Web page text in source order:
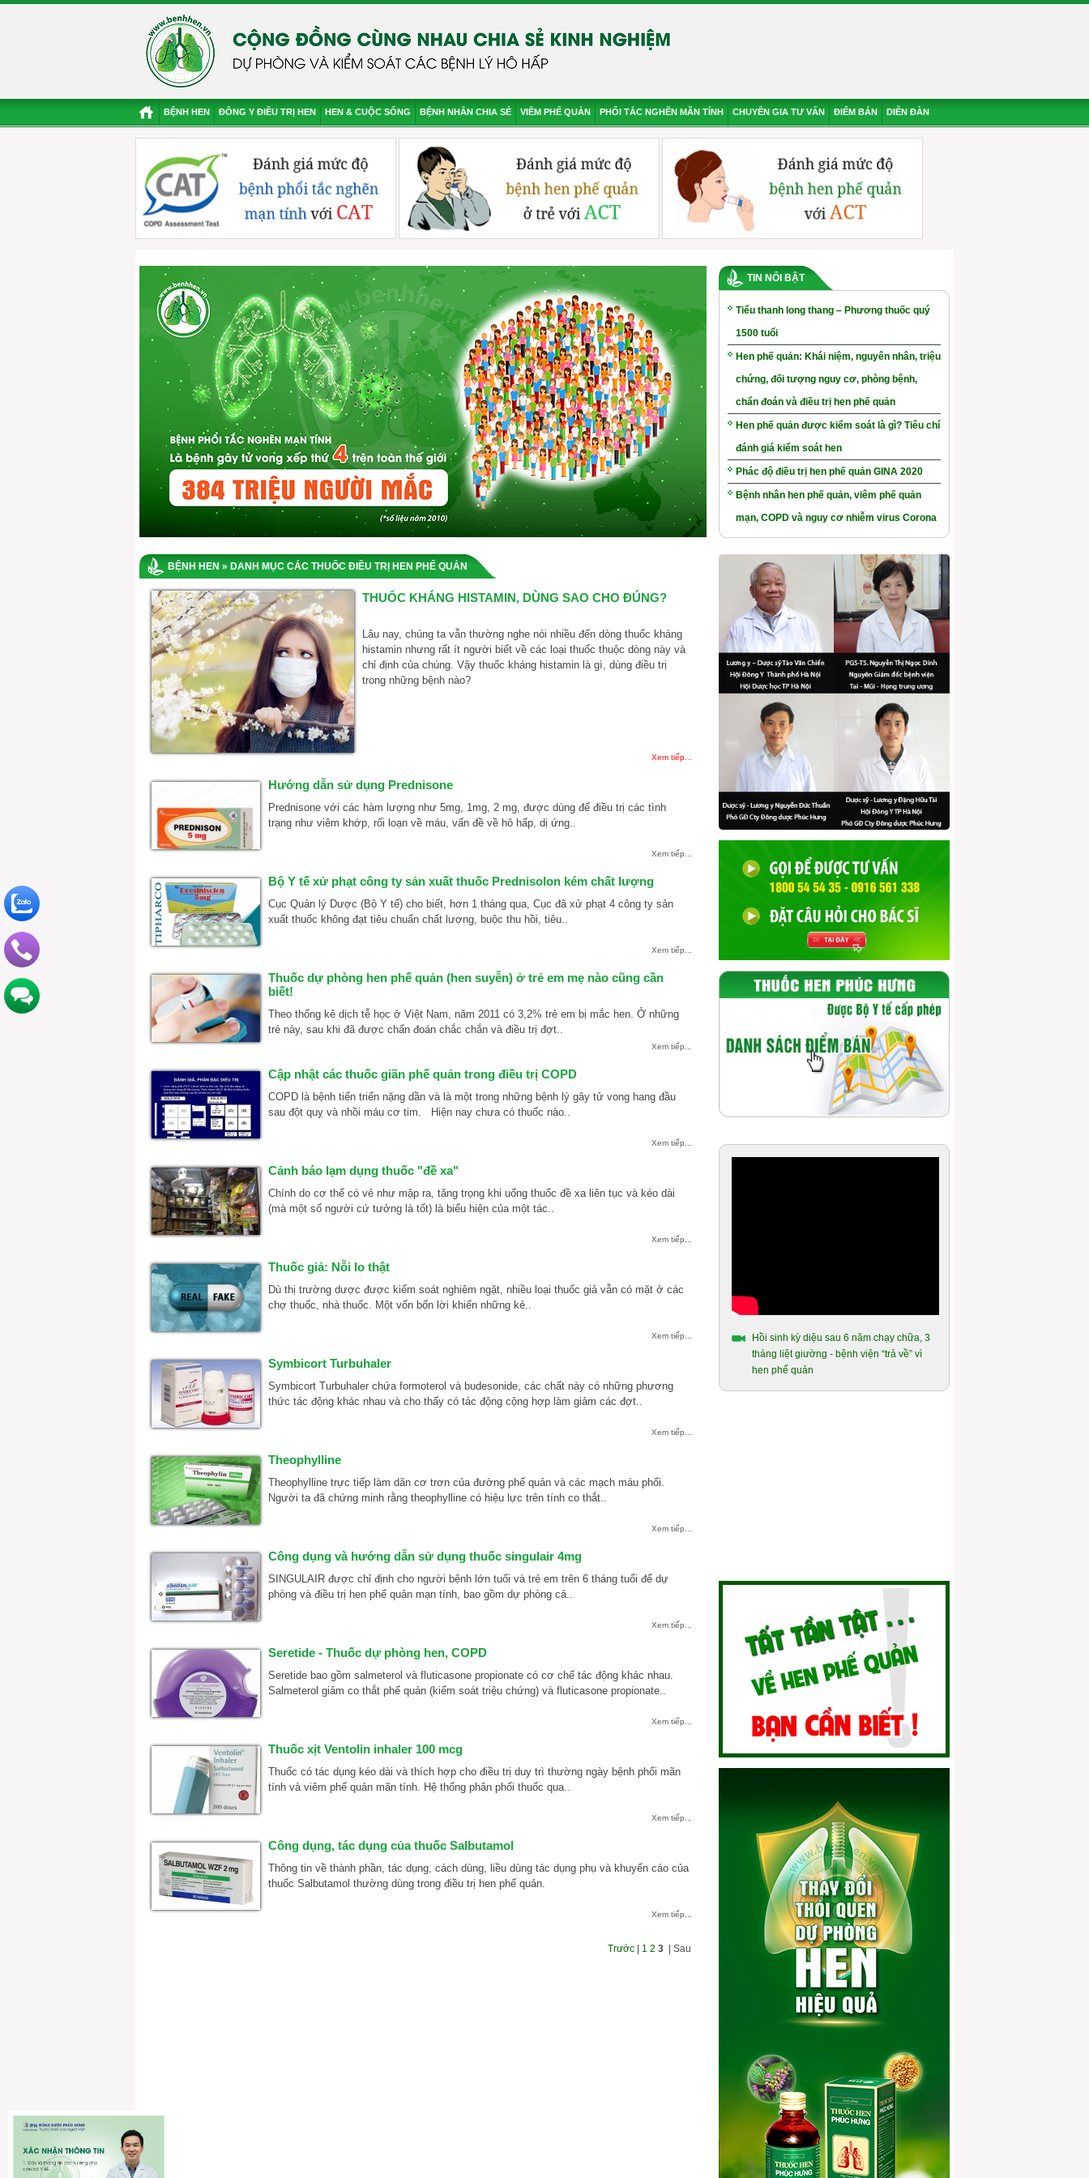
BỆNH HEN ĐÔNG Y ĐIỀU TRỊ HEN HEN & CUỘC SỐNG BỆNH NHÂN CHIA SẺ VIÊM PHẾ QUẢN PHỔI TẮC NGHẼN MÃN TÍNH CHUYÊN GIA TƯ VẤN ĐIỂM BÁN DIỄN ĐÀN
TIN NỔI BẬT
Tiểu thanh long thang – Phương thuốc quý
1500 tuổi
Hen phế quản: Khái niệm, nguyên nhân, triệu
chứng, đối tượng nguy cơ, phòng bệnh,
chẩn đoán và điều trị hen phế quản
Hen phế quản được kiểm soát là gì? Tiêu chí
đánh giá kiểm soát hen
Phác độ điều trị hen phế quản GINA 2020
Bệnh nhân hen phế quản, viêm phế quản
mạn, COPD và nguy cơ nhiễm virus Corona
BỆNH HEN » DANH MỤC CÁC THUỐC ĐIỀU TRỊ HEN PHẾ QUẢN
THUỐC KHÁNG HISTAMIN, DÙNG SAO CHO ĐÚNG?
Lâu nay, chúng ta vẫn thường nghe nói nhiều đến dòng thuốc kháng
histamin nhưng rất ít người biết về các loại thuốc thuộc dòng này và
chỉ định của chúng. Vậy thuốc kháng histamin là gì, dùng điều trị
trong những bệnh nào?
Xem tiếp...
Hướng dẫn sử dụng Prednisone
Prednisone với các hàm lượng như 5mg, 1mg, 2 mg, được dùng để điều trị các tình
trạng như viêm khớp, rối loạn về máu, vấn đề về hô hấp, dị ứng..
Xem tiếp...
Bộ Y tế xử phạt công ty sản xuất thuốc Prednisolon kém chất lượng
Cục Quản lý Dược (Bộ Y tế) cho biết, hơn 1 tháng qua, Cục đã xử phạt 4 công ty sản
xuất thuốc không đạt tiêu chuẩn chất lượng, buộc thu hồi, tiêu..
Xem tiếp...
Thuốc dự phòng hen phế quản (hen suyễn) ở trẻ em mẹ nào cũng cần
biết!
Theo thống kê dịch tễ học ở Việt Nam, năm 2011 có 3,2% trẻ em bị mắc hen. Ở những
trẻ này, sau khi đã được chẩn đoán chắc chắn và điều trị đợt..
Xem tiếp...
Cập nhật các thuốc giãn phế quản trong điều trị COPD
COPD là bệnh tiến triển nặng dần và là một trong những bệnh lý gây tử vong hang đầu
sau đột quỵ và nhồi máu cơ tim. Hiện nay chưa có thuốc nào..
Xem tiếp...
Cảnh báo lạm dụng thuốc "đề xa"
Chính do cơ thể có vẻ như mập ra, tăng trọng khi uống thuốc đề xa liên tục và kéo dài
(mà một số người cứ tưởng là tốt) là biểu hiện của một tác..
Xem tiếp...
Thuốc giả: Nỗi lo thật
Dù thị trường dược được kiểm soát nghiêm ngặt, nhiều loại thuốc giả vẫn có mặt ở các
chợ thuốc, nhà thuốc. Một vốn bốn lời khiến những kẻ..
Xem tiếp...
Symbicort Turbuhaler
Symbicort Turbuhaler chứa formoterol và budesonide, các chất này có những phương
thức tác động khác nhau và cho thấy có tác động cộng hợp làm giảm các đợt..
Xem tiếp...
Theophylline
Theophylline trực tiếp làm dãn cơ trơn của đường phế quản và các mạch máu phổi.
Người ta đã chứng minh rằng theophylline có hiệu lực trên tính co thắt..
Xem tiếp...
Công dụng và hướng dẫn sử dụng thuốc singulair 4mg
SINGULAIR được chỉ định cho người bệnh lớn tuổi và trẻ em trên 6 tháng tuổi để dự
phòng và điều trị hen phế quản mạn tính, bao gồm dự phòng cả..
Xem tiếp...
Seretide - Thuốc dự phòng hen, COPD
Seretide bao gồm salmeterol và fluticasone propionate có cơ chế tác động khác nhau.
Salmeterol giảm co thắt phế quản (kiểm soát triệu chứng) và fluticasone propionate..
Xem tiếp...
Thuốc xịt Ventolin inhaler 100 mcg
Thuốc có tác dụng kéo dài và thích hợp cho điều trị duy trì thường ngày bệnh phổi mãn
tính và viêm phế quản mãn tính. Hệ thống phân phối thuốc qua..
Xem tiếp...
Công dụng, tác dụng của thuốc Salbutamol
Thông tin về thành phần, tác dụng, cách dùng, liều dùng tác dụng phụ và khuyến cáo của
thuốc Salbutamol thường dùng trong điều trị hen phế quản.
Xem tiếp...
Trước 1 2 3 | Sau
Hồi sinh kỳ diệu sau 6 năm chạy chữa, 3
tháng liệt giường - bệnh viện “trả về” vì
hen phế quản
hen
Điều trị dự phòng hen phế quản bằng
thuốc hen thảo dược
Xử lý cơn cấp tính đúng cách
Sai lầm trong điều trị hen phế quản
Hen phế quản và nỗi lo tác dụng phụ của
Kết hợp điều trị hen phế quản theo Đông
y & Tây y